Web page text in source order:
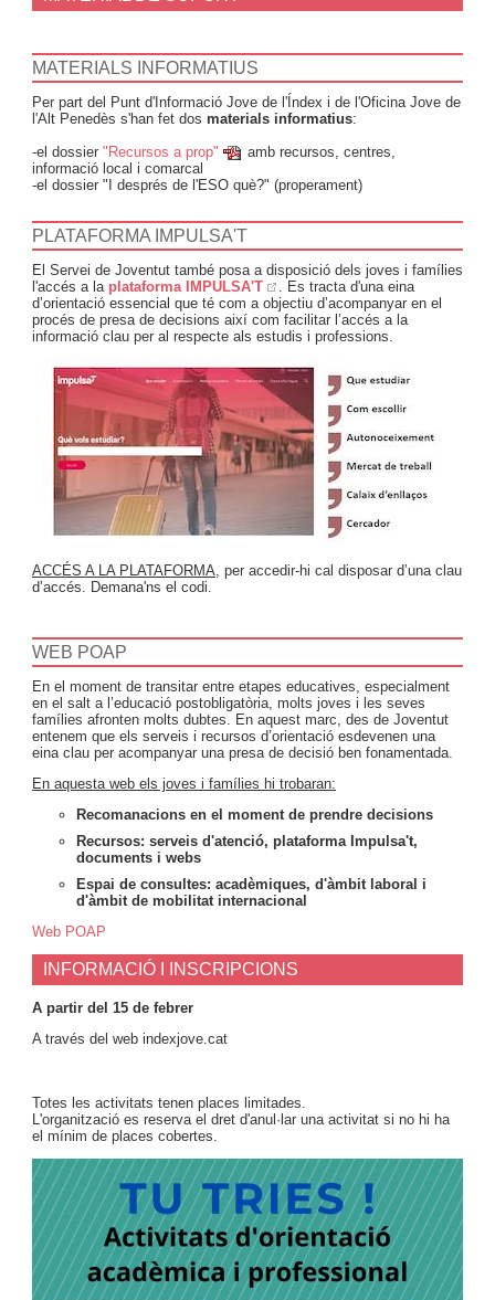
MATERIALS INFORMATIUS
Per part del Punt d'Informació Jove de l'Índex i de l'Oficina Jove de
l'Alt Penedès s'han fet dos materials informatius:
-el dossier "Recursos a prop"
amb recursos, centres,
informació local i comarcal
-el dossier "I després de l'ESO què?" (properament)
PLATAFORMA IMPULSA'T
El Servei de Joventut també posa a disposició dels joves i famílies
l'accés a la plataforma IMPULSA'T
. Es tracta d'una eina
d’orientació essencial que té com a objectiu d’acompanyar en el
procés de presa de decisions així com facilitar l’accés a la
informació clau per al respecte als estudis i professions.
ACCÉS A LA PLATAFORMA, per accedir-hi cal disposar d’una clau
d’accés. Demana'ns el codi.
WEB POAP
En el moment de transitar entre etapes educatives, especialment
en el salt a l’educació postobligatòria, molts joves i les seves
famílies afronten molts dubtes. En aquest marc, des de Joventut
entenem que els serveis i recursos d’orientació esdevenen una
eina clau per acompanyar una presa de decisió ben fonamentada.
En aquesta web els joves i famílies hi trobaran:
Recomanacions en el moment de prendre decisions
Recursos: serveis d'atenció, plataforma Impulsa't,
documents i webs
Espai de consultes: acadèmiques, d'àmbit laboral i
d'àmbit de mobilitat internacional
Web POAP
INFORMACIÓ I INSCRIPCIONS
A partir del 15 de febrer
A través del web indexjove.cat
Totes les activitats tenen places limitades.
L'organització es reserva el dret d'anul·lar una activitat si no hi ha
el mínim de places cobertes.